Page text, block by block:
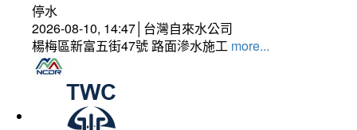
停水
2026-08-10, 14:47│台灣自來水公司
楊梅區新富五街47號 路面滲水施工 more...